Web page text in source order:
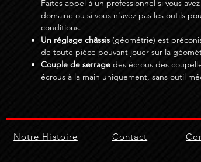
Faites appel à un professionnel si vous
domaine ou si vous n'avez pas les outils
conditions.
Un réglage châssis (géométrie) est
de toute pièce pouvant jouer sur la
Couple de serrage des écrous des
écrous à la main uniquement, sans outil
Notre Histoire Contact